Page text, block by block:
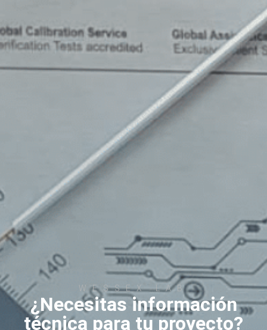
WESSEX LAB
¿Necesitas información
técnica para tu proyecto?